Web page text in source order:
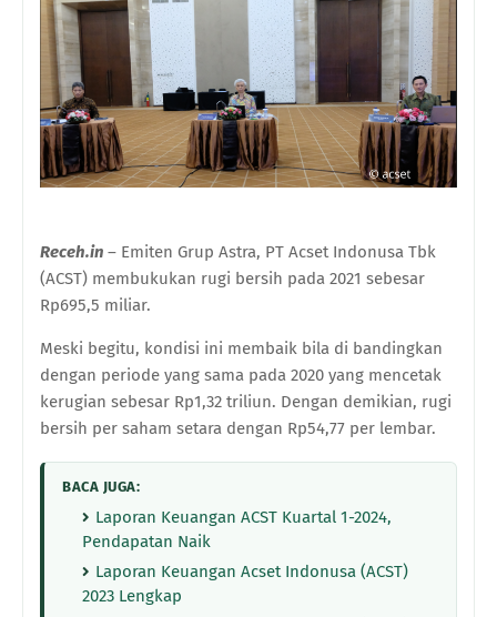
Receh.in – Emiten Grup Astra, PT Acset Indonusa Tbk
(ACST) membukukan rugi bersih pada 2021 sebesar
Rp695,5 miliar.
Meski begitu, kondisi ini membaik bila di bandingkan
dengan periode yang sama pada 2020 yang mencetak
kerugian sebesar Rp1,32 triliun. Dengan demikian, rugi
bersih per saham setara dengan Rp54,77 per lembar.
BACA JUGA:
Laporan Keuangan ACST Kuartal 1-2024,
Pendapatan Naik
Laporan Keuangan Acset Indonusa (ACST)
2023 Lengkap